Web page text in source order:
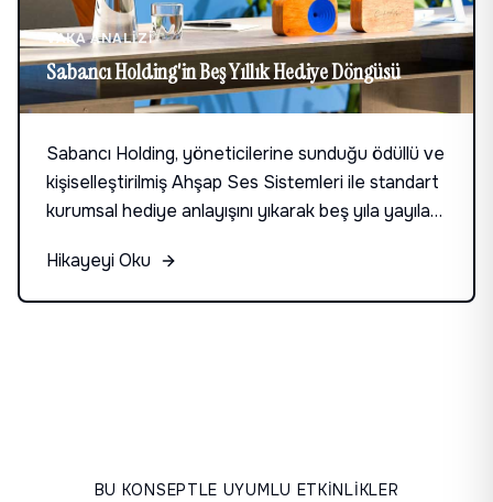
VAKA ANALIZI
Sabancı Holding'in Beş Yıllık Hediye Döngüsü
Sabancı Holding, yöneticilerine sunduğu ödüllü ve
kişiselleştirilmiş Ahşap Ses Sistemleri ile standart
kurumsal hediye anlayışını yıkarak beş yıla yayılan
Hikayeyi Oku
BU KONSEPTLE UYUMLU ETKİNLİKLER